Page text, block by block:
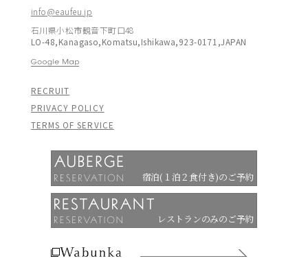
info@eaufeu.jp
石川県小松市観音下町口48
LO-48,Kanagaso,Komatsu,Ishikawa,923-0171,JAPAN
RECRUIT
PRIVACY POLICY
TERMS OF SERVICE
宿泊(１泊２食付き)のご予約
レストランのみのご予約